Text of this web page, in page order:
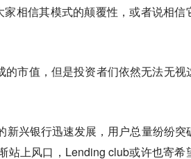
相信其模式的颠覆性，或者说相信
市值，但是投资者们依然无法无视
兴银行迅速发展，用户总量纷纷突
站上风口，Lending club或许也寄希